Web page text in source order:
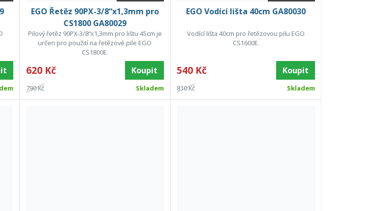
EGO Řetěz 90PX-3/8“x1,3mm pro
CS1800 GA80029
Pilový řetěz 90PX-3/8“x1,3mm pro lištu 45cm je
určen pro použití na řetězové pile EGO
CS1800E.
620 Kč Koupit
790 Kč Skladem
EGO Vodící lišta 40cm GA80030
Vodící lišta 40cm pro řetězovou pilu EGO
CS1600E.
540 Kč Koupit
810 Kč Skladem